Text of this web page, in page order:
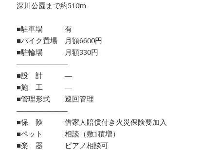
深川公園まで約510m
■駐車場 有
■バイク置場 月額6600円
■駐輪場 月額330円
―――――――
■設 計 ―
■施 工 ―
■管理形式 巡回管理
―――――――
■保 険 借家人賠償付き火災保険要加入
■ペット 相談（敷1積増）
■楽 器 ピアノ相談可